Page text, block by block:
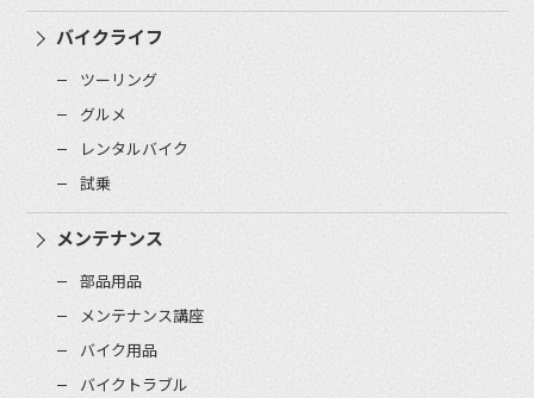
バイクライフ
ツーリング
グルメ
レンタルバイク
試乗
メンテナンス
部品用品
メンテナンス講座
バイク用品
バイクトラブル